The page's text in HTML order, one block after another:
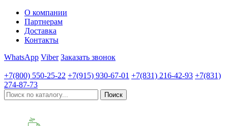
О компании
Партнерам
Доставка
Контакты
WhatsApp Viber Заказать звонок
+7(800) 550-25-22 +7(915) 930-67-01 +7(831) 216-42-93 +7(831)
274-87-73